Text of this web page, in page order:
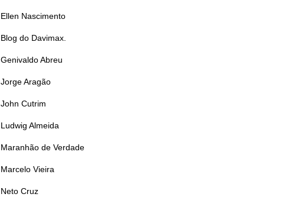
Ellen Nascimento
Blog do Davimax.
Genivaldo Abreu
Jorge Aragão
John Cutrim
Ludwig Almeida
Maranhão de Verdade
Marcelo Vieira
Neto Cruz